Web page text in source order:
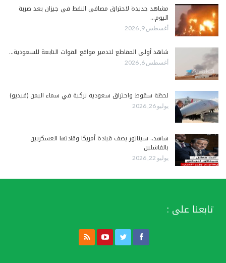
مشاهد جديدة لاحتراق مصافي النفط في جيزان بعد ضربة
اليوم…
أغسطس 9, 2026
شاهد أولى المقاطع لتدمير مواقع القوات التابعة للسعودية…
أغسطس 6, 2026
لحظة سقوط واحتراق سعودية تركية في سماء اليمن (فيديو)
يوليو 26, 2026
شاهد.. سيناتور يصف قيادة أمريكا وقادتها العسكريين
بالفاشلين
يوليو 22, 2026
تابعنا على :